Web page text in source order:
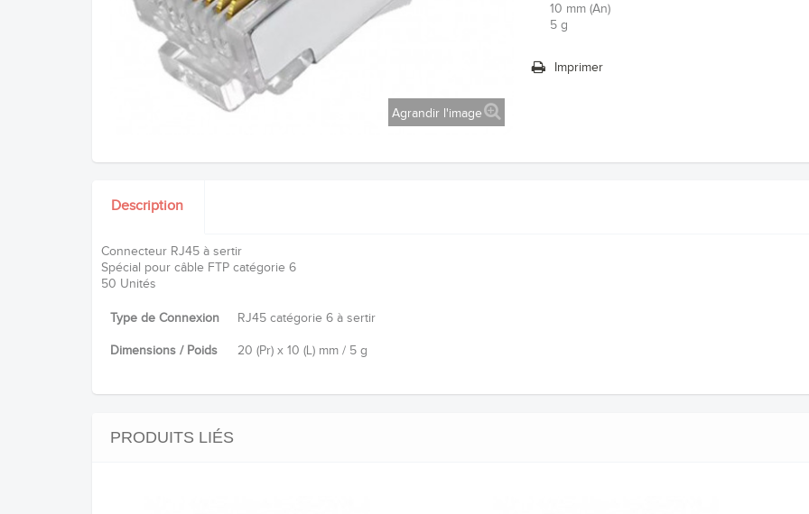
Agrandir l'image
10 mm (An)
5 g
Imprimer
Description
Connecteur RJ45 à sertir
Spécial pour câble FTP catégorie 6
50 Unités
Type de Connexion RJ45 catégorie 6 à sertir
Dimensions / Poids 20 (Pr) x 10 (L) mm / 5 g
PRODUITS LIÉS